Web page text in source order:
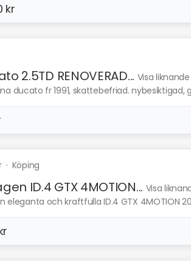
kr
2.5TD RENOVERAD... Visa liknande
ducato fr 1991, skattebefriad. nybesiktigad,
· Köping
ID.4 GTX 4MOTION... Visa
eleganta och kraftfulla ID.4 GTX 4MOTION